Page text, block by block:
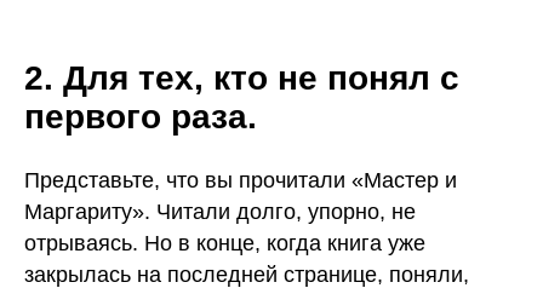
2. Для тех, кто не понял с
первого раза.
Представьте, что вы прочитали «Мастер и
Маргариту». Читали долго, упорно, не
отрываясь. Но в конце, когда книга уже
закрылась на последней странице, поняли,
Русский язык
Химия
Математика
Английский язык
Физика
Информатика
Английский язык
Контакты
Блог
Поиск
исполнителей